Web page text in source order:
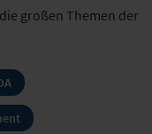
großen Themen der